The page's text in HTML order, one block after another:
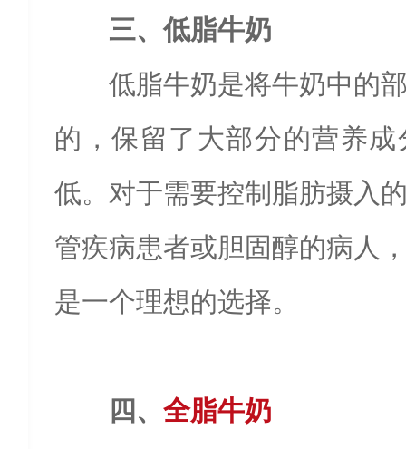
三、低脂牛奶
低脂牛奶是将牛奶中的
的，保留了大部分的营养
低。对于需要控制脂肪摄入
管疾病患者或胆固醇的病人
是一个理想的选择。
四、 全脂牛奶